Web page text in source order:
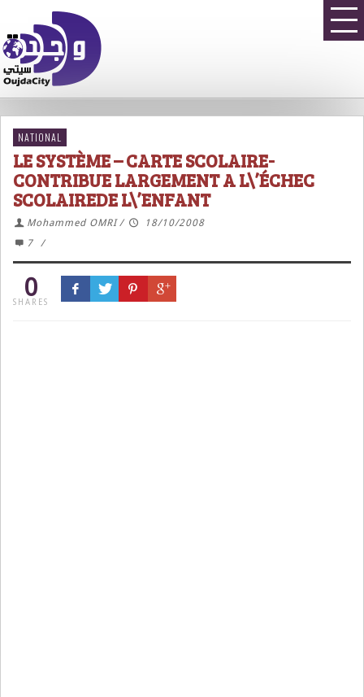
NATIONAL
LE SYSTÈME – CARTE SCOLAIRE-
CONTRIBUE LARGEMENT A L\’ÉCHEC
SCOLAIREDE L\’ENFANT
Mohammed OMRI /
18/10/2008
7
/
0
SHARES